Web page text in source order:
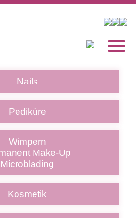
Nails
Pediküre
Wimpern
Make-Up
Microblading
Kosmetik